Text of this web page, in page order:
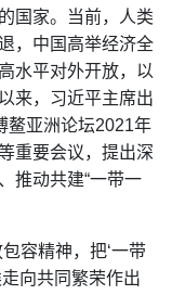
国家。当前，人类
，中国高举经济全
水平对外开放，以
来，习近平主席出
鳌亚洲论坛2021年
重要会议，提出深
推动共建“一带一
容精神，把‘一带
走向共同繁荣作出